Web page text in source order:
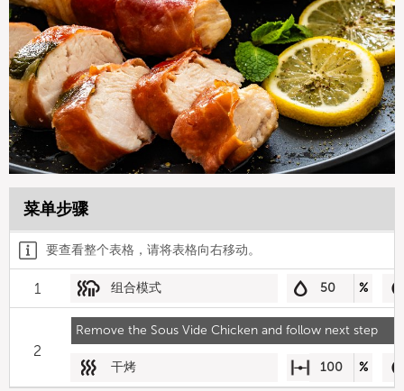
菜单步骤
要查看整个表格，请将表格向右移动。
1 组合模式 50 %
Remove the Sous Vide Chicken and follow next step
2
干烤 100 %